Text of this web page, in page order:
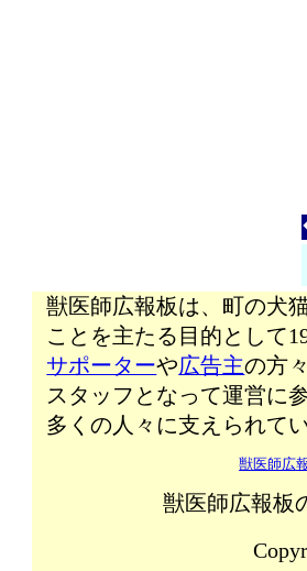
獣医師広報板は、町の犬
ことを主たる目的として
サポーターや広告主の方
スタッフとなって運営に
多くの人々に支えられてい
獣医師広
獣医師広報板